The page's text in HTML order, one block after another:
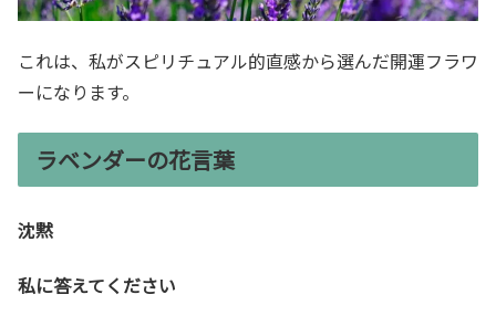
これは、私がスピリチュアル的直感から選んだ開運フラワ
ーになります。
ラベンダーの花言葉
沈黙
私に答えてください